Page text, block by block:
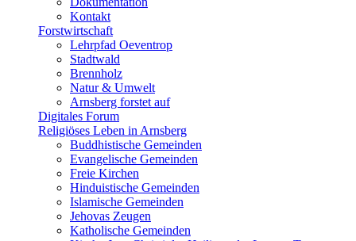
Kontakt
Forstwirtschaft
Lehrpfad Oeventrop
Stadtwald
Brennholz
Natur & Umwelt
Arnsberg forstet auf
Digitales Forum
Religiöses Leben in Arnsberg
Buddhistische Gemeinden
Evangelische Gemeinden
Freie Kirchen
Hinduistische Gemeinden
Islamische Gemeinden
Jehovas Zeugen
Katholische Gemeinden